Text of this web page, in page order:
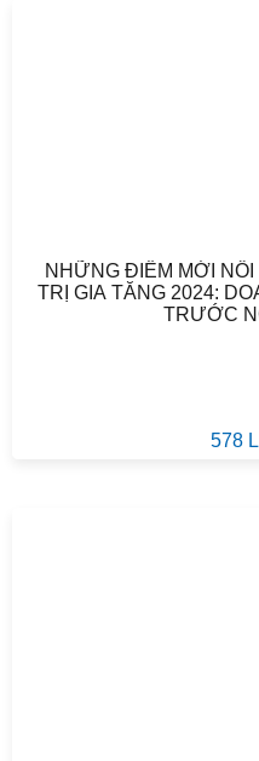
NHỮNG ĐIỂM MỚI
TRỊ GIA TĂNG 2024:
TRƯỚC
578